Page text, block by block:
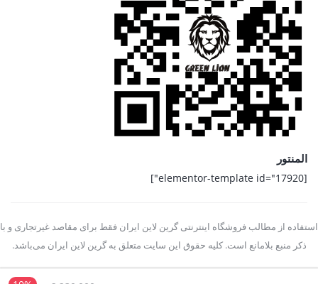
المنتور
[elementor-template id="17920"]
استفاده از مطالب فروشگاه اینترنتی گرین لاین ایران فقط برای مقاصد غیرتجاری و با
ذکر منبع بلامانع است. کلیه حقوق این سایت متعلق به گرین لاین ایران می‌باشد.